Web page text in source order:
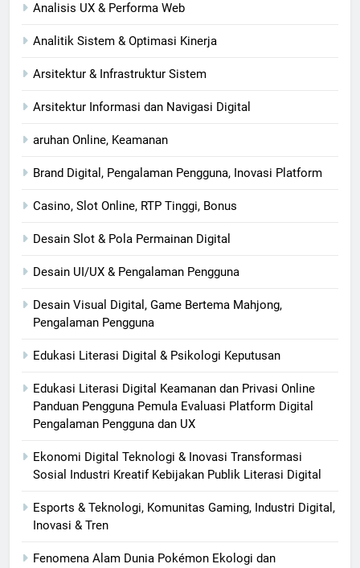
Analisis UX & Performa Web
Analitik Sistem & Optimasi Kinerja
Arsitektur & Infrastruktur Sistem
Arsitektur Informasi dan Navigasi Digital
aruhan Online, Keamanan
Brand Digital, Pengalaman Pengguna, Inovasi Platform
Casino, Slot Online, RTP Tinggi, Bonus
Desain Slot & Pola Permainan Digital
Desain UI/UX & Pengalaman Pengguna
Desain Visual Digital, Game Bertema Mahjong,
Pengalaman Pengguna
Edukasi Literasi Digital & Psikologi Keputusan
Edukasi Literasi Digital Keamanan dan Privasi Online
Panduan Pengguna Pemula Evaluasi Platform Digital
Pengalaman Pengguna dan UX
Ekonomi Digital Teknologi & Inovasi Transformasi
Sosial Industri Kreatif Kebijakan Publik Literasi Digital
Esports & Teknologi, Komunitas Gaming, Industri Digital,
Inovasi & Tren
Fenomena Alam Dunia Pokémon Ekologi dan